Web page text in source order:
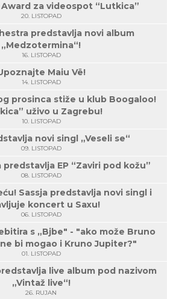
za videospot “Lutkica”
20. LISTOPAD
predstavlja novi album
„Medzotermina“!
16. LISTOPAD
Maiu Vë!
14. LISTOPAD
prosinca stiže u klub Boogaloo!
uživo u Zagrebu!
10. LISTOPAD
novi singl „Veseli se“
09. LISTOPAD
EP “Zaviri pod kožu”
08. LISTOPAD
Sassja predstavlja novi singl i
koncert u Saxu!
06. LISTOPAD
s „Bjbe" - "ako može Bruno
bi mogao i Kruno Jupiter?"
01. LISTOPAD
live album pod nazivom
„Vintaž live“!
26. RUJAN